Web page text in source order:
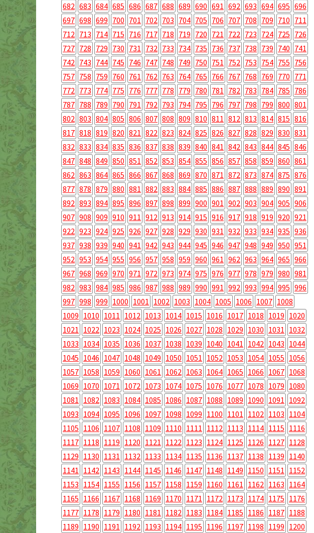
682 683 684 685 686 687 688 689 690 691 692 693 694 695 696
697 698 699 700 701 702 703 704 705 706 707 708 709 710 711
712 713 714 715 716 717 718 719 720 721 722 723 724 725 726
727 728 729 730 731 732 733 734 735 736 737 738 739 740 741
742 743 744 745 746 747 748 749 750 751 752 753 754 755 756
757 758 759 760 761 762 763 764 765 766 767 768 769 770 771
772 773 774 775 776 777 778 779 780 781 782 783 784 785 786
787 788 789 790 791 792 793 794 795 796 797 798 799 800 801
802 803 804 805 806 807 808 809 810 811 812 813 814 815 816
817 818 819 820 821 822 823 824 825 826 827 828 829 830 831
832 833 834 835 836 837 838 839 840 841 842 843 844 845 846
847 848 849 850 851 852 853 854 855 856 857 858 859 860 861
862 863 864 865 866 867 868 869 870 871 872 873 874 875 876
877 878 879 880 881 882 883 884 885 886 887 888 889 890 891
892 893 894 895 896 897 898 899 900 901 902 903 904 905 906
907 908 909 910 911 912 913 914 915 916 917 918 919 920 921
922 923 924 925 926 927 928 929 930 931 932 933 934 935 936
937 938 939 940 941 942 943 944 945 946 947 948 949 950 951
952 953 954 955 956 957 958 959 960 961 962 963 964 965 966
967 968 969 970 971 972 973 974 975 976 977 978 979 980 981
982 983 984 985 986 987 988 989 990 991 992 993 994 995 996
997 998 999 1000 1001 1002 1003 1004 1005 1006 1007 1008
1009 1010 1011 1012 1013 1014 1015 1016 1017 1018 1019 1020
1021 1022 1023 1024 1025 1026 1027 1028 1029 1030 1031 1032
1033 1034 1035 1036 1037 1038 1039 1040 1041 1042 1043 1044
1045 1046 1047 1048 1049 1050 1051 1052 1053 1054 1055 1056
1057 1058 1059 1060 1061 1062 1063 1064 1065 1066 1067 1068
1069 1070 1071 1072 1073 1074 1075 1076 1077 1078 1079 1080
1081 1082 1083 1084 1085 1086 1087 1088 1089 1090 1091 1092
1093 1094 1095 1096 1097 1098 1099 1100 1101 1102 1103 1104
1105 1106 1107 1108 1109 1110 1111 1112 1113 1114 1115 1116
1117 1118 1119 1120 1121 1122 1123 1124 1125 1126 1127 1128
1129 1130 1131 1132 1133 1134 1135 1136 1137 1138 1139 1140
1141 1142 1143 1144 1145 1146 1147 1148 1149 1150 1151 1152
1153 1154 1155 1156 1157 1158 1159 1160 1161 1162 1163 1164
1165 1166 1167 1168 1169 1170 1171 1172 1173 1174 1175 1176
1177 1178 1179 1180 1181 1182 1183 1184 1185 1186 1187 1188
1189 1190 1191 1192 1193 1194 1195 1196 1197 1198 1199 1200